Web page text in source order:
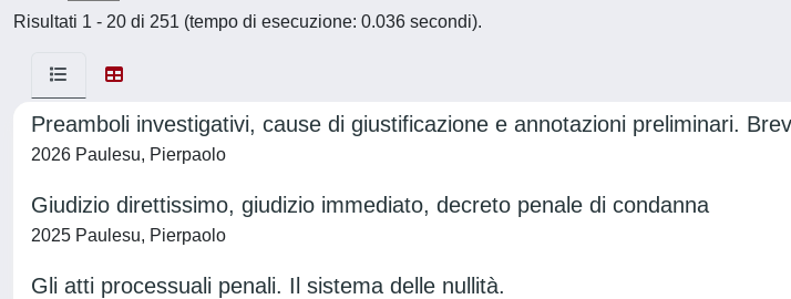
Risultati 1 - 20 di 251 (tempo di esecuzione: 0.036 secondi).
Preamboli investigativi, cause di giustificazione e annotazioni preliminari.
2026 Paulesu, Pierpaolo
Giudizio direttissimo, giudizio immediato, decreto penale di condanna
2025 Paulesu, Pierpaolo
Gli atti processuali penali. Il sistema delle nullità.